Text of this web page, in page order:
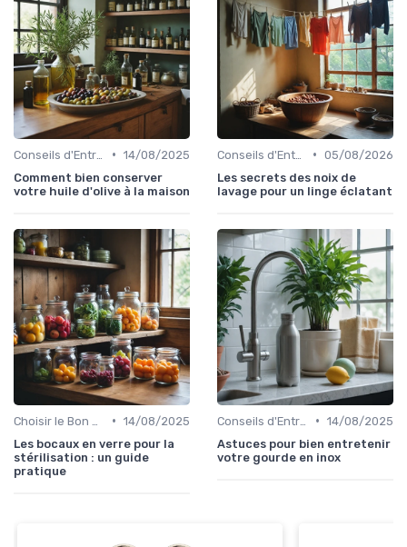
• 14/08/2025
Comment bien conserver
votre huile d'olive à la maison
• 05/08/2026
Les secrets des noix de
lavage pour un linge éclatant
• 14/08/2025
Les bocaux en verre pour la
stérilisation : un guide
pratique
• 14/08/2025
Astuces pour bien entretenir
votre gourde en inox